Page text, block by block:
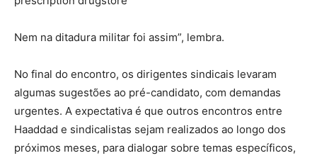
Nem na ditadura militar foi assim”, lembra.
No final do encontro, os dirigentes sindicais levaram
algumas sugestões ao pré-candidato, com demandas
urgentes. A expectativa é que outros encontros entre
Haaddad e sindicalistas sejam realizados ao longo dos
próximos meses, para dialogar sobre temas específicos,